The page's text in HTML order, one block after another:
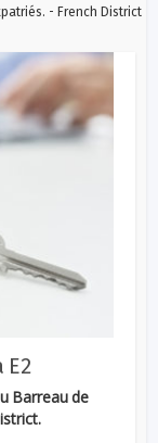
- French District
E2
Barreau de